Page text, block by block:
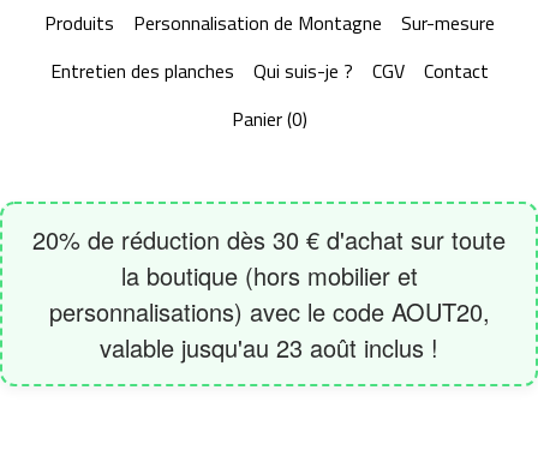
Produits Personnalisation de Montagne
Sur-mesure
Entretien des planches
Qui suis-je ? CGV
Contact
Panier (0)